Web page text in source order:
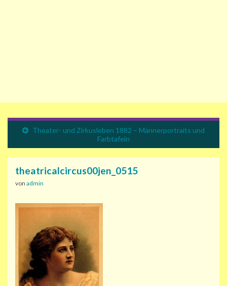
Theater- und Zirkusleben 1882 – Männerportraits und
Farbtafeln
theatricalcircus00jen_0515
von admin